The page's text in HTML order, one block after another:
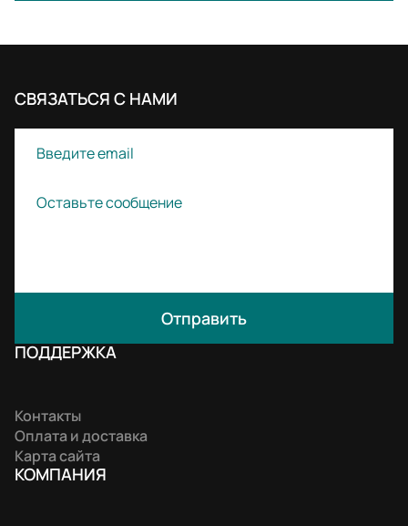
ПОДДЕРЖКА
Контакты
Оплата и доставка
Карта сайта
КОМПАНИЯ
СВЯЗАТЬСЯ С НАМИ
Отправить